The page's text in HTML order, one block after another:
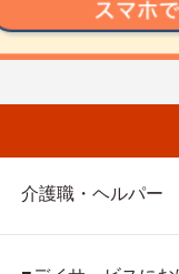
介護職・ヘルパー